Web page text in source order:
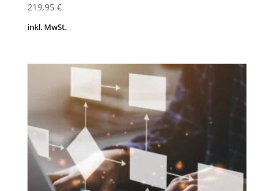
219,95 €
inkl. MwSt.